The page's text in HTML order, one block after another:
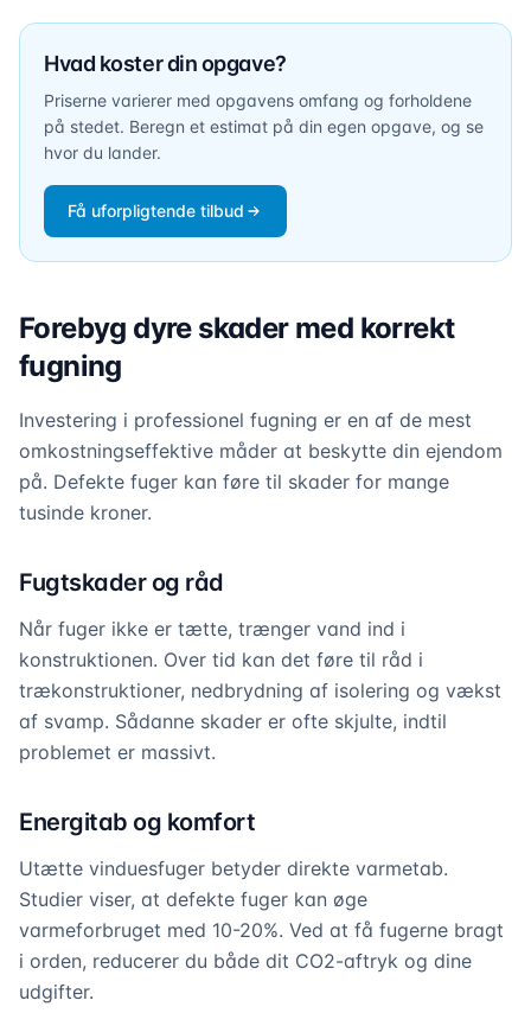
Hvad koster din opgave?
Priserne varierer med opgavens omfang og forholdene
på stedet. Beregn et estimat på din egen opgave, og se
hvor du lander.
Få uforpligtende tilbud
Forebyg dyre skader med korrekt
fugning
Investering i professionel fugning er en af de mest
omkostningseffektive måder at beskytte din ejendom
på. Defekte fuger kan føre til skader for mange
tusinde kroner.
Fugtskader og råd
Når fuger ikke er tætte, trænger vand ind i
konstruktionen. Over tid kan det føre til råd i
trækonstruktioner, nedbrydning af isolering og vækst
af svamp. Sådanne skader er ofte skjulte, indtil
problemet er massivt.
Energitab og komfort
Utætte vinduesfuger betyder direkte varmetab.
Studier viser, at defekte fuger kan øge
varmeforbruget med 10-20%. Ved at få fugerne bragt
i orden, reducerer du både dit CO2-aftryk og dine
udgifter.